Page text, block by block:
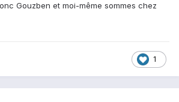
Gouzben et moi-même sommes chez
1